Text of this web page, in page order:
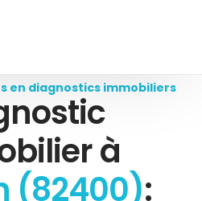
en diagnostics immobiliers
à
(82400):